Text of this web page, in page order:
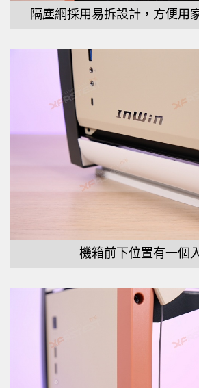
隔塵網採用易拆設計，方便用
機箱前下位置有一個